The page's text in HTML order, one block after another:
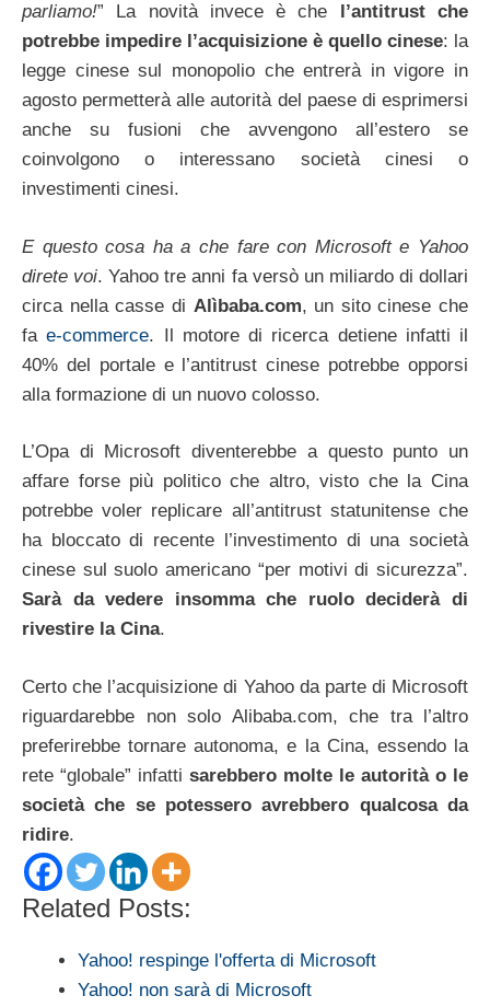
parliamo!” La novità invece è che
l’antitrust che
potrebbe impedire l’acquisizione è quello cinese: la
legge cinese sul monopolio che entrerà in vigore in
agosto permetterà alle autorità del paese di esprimersi
anche su fusioni che avvengono all’estero se
coinvolgono o interessano società cinesi o
investimenti cinesi.
E questo cosa ha a che fare con Microsoft e Yahoo
direte voi. Yahoo tre anni fa versò un miliardo di dollari
circa nella casse di Alìbaba.com, un sito cinese che
fae-commerce. Il motore di ricerca detiene infatti il
40% del portale e l’antitrust cinese potrebbe opporsi
alla formazione di un nuovo colosso.
L’Opa di Microsoft diventerebbe a questo punto un
affare forse più politico che altro, visto che la Cina
potrebbe voler replicare all’antitrust statunitense che
ha bloccato di recente l’investimento di una società
cinese sul suolo americano “per motivi di sicurezza”.
Sarà da vedere insomma che ruolo deciderà di
rivestire la Cina.
Certo che l’acquisizione di Yahoo da parte di Microsoft
riguardarebbe non solo Alibaba.com, che tra l’altro
preferirebbe tornare autonoma, e la Cina, essendo la
rete “globale” infatti sarebbero molte le autorità o le
società che se potessero avrebbero qualcosa da
ridire.
Related Posts:
Yahoo! respinge l'offerta di Microsoft
Yahoo! non sarà di Microsoft